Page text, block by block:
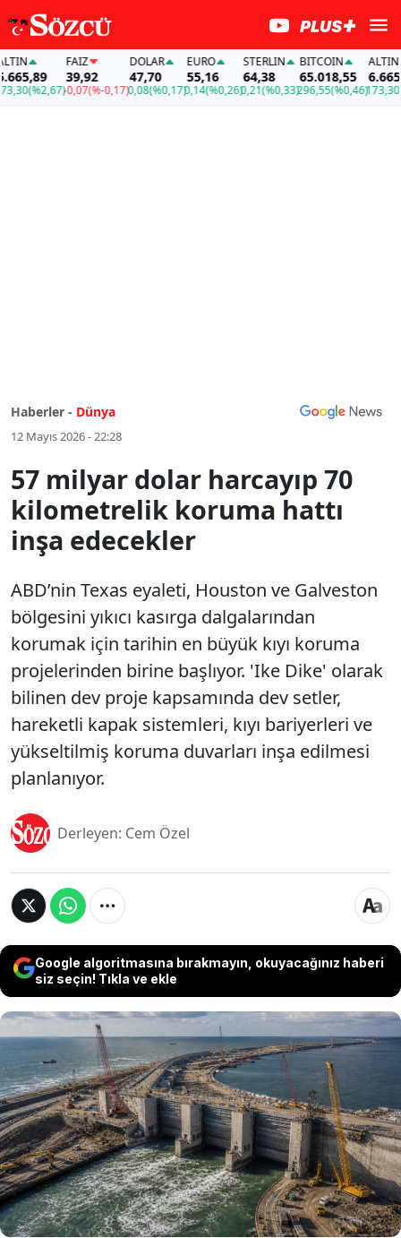
(%2,67)
FAİZ
39,92
-0,07(%-0,17)
DOLAR
47,70
0,08(%0,17)
EURO
55,16
0,14(%0,26)
STERLIN
64,38
0,21(%0,33)
BITCOIN
65.018,55
296,55(%0,46)
ALTIN
6.665,89
173,30
Haberler - Dünya
12 Mayıs 2026 - 22:28
57 milyar dolar harcayıp 70
kilometrelik koruma hattı
inşa edecekler
ABD’nin Texas eyaleti, Houston ve Galveston
bölgesini yıkıcı kasırga dalgalarından
korumak için tarihin en büyük kıyı koruma
projelerinden birine başlıyor. 'Ike Dike' olarak
bilinen dev proje kapsamında dev setler,
hareketli kapak sistemleri, kıyı bariyerleri ve
yükseltilmiş koruma duvarları inşa edilmesi
planlanıyor.
Derleyen: Cem Özel
Google algoritmasına bırakmayın, okuyacağınız haberi
siz seçin! Tıkla ve ekle
ABD’nin Texas eyaleti, Houston ve Galveston
bölgesini yıkıcı kasırga dalgalarından korumak
için tarihin en büyük kıyı koruma projelerinden
birine başlıyor. 'Ike Dike' olarak bilinen dev proje
kapsamında dev setler, hareketli kapak sistemleri,
kıyı bariyerleri ve yükseltilmiş koruma duvarları
inşa edilmesi planlanıyor.